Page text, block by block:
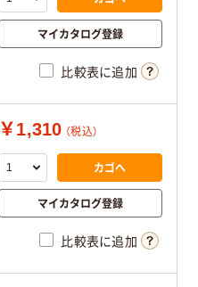
マイカタログ登録
比較表に追加
￥1,310 （税込）
カゴへ
マイカタログ登録
比較表に追加